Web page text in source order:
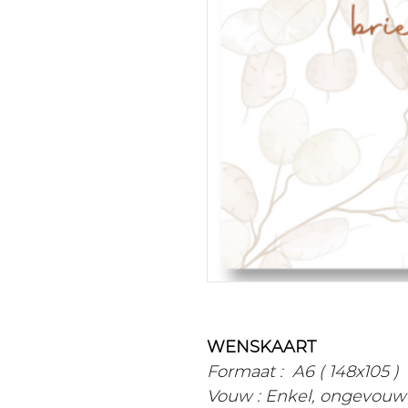
WENSKAART
Formaat : A6 ( 148x105 )
Vouw : Enkel,